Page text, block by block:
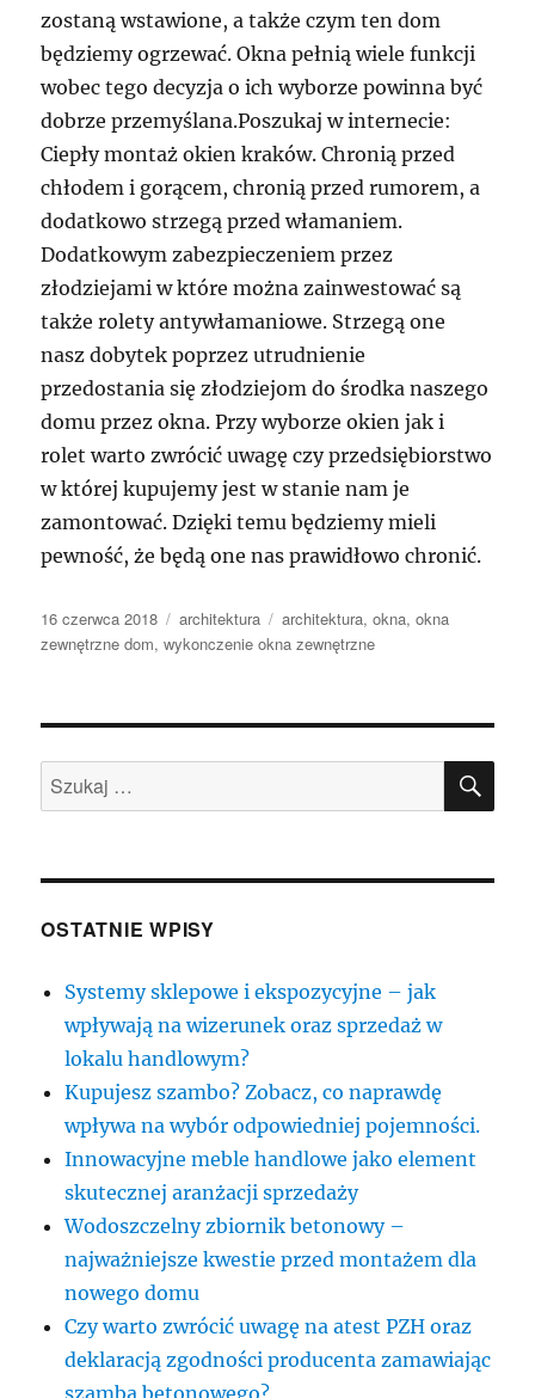
zostaną wstawione, a także czym ten dom
będziemy ogrzewać. Okna pełnią wiele funkcji
wobec tego decyzja o ich wyborze powinna być
dobrze przemyślana.Poszukaj w internecie:
Ciepły montaż okien kraków. Chronią przed
chłodem i gorącem, chronią przed rumorem, a
dodatkowo strzegą przed włamaniem.
Dodatkowym zabezpieczeniem przez
złodziejami w które można zainwestować są
także rolety antywłamaniowe. Strzegą one
nasz dobytek poprzez utrudnienie
przedostania się złodziejom do środka naszego
domu przez okna. Przy wyborze okien jak i
rolet warto zwrócić uwagę czy przedsiębiorstwo
w której kupujemy jest w stanie nam je
zamontować. Dzięki temu będziemy mieli
pewność, że będą one nas prawidłowo chronić.
Data
publikacji
16 czerwca 2018 Kategorie
architektura Tagi
architektura,okna,okna
zewnętrzne dom,wykonczenie okna zewnętrzne
Szukaj:
OSTATNIE WPISY
Systemy sklepowe i ekspozycyjne – jak
wpływają na wizerunek oraz sprzedaż w
lokalu handlowym?
Kupujesz szambo? Zobacz, co naprawdę
wpływa na wybór odpowiedniej pojemności.
Innowacyjne meble handlowe jako element
skutecznej aranżacji sprzedaży
Wodoszczelny zbiornik betonowy –
najważniejsze kwestie przed montażem dla
nowego domu
Czy warto zwrócić uwagę na atest PZH oraz
deklaracją zgodności producenta zamawiając